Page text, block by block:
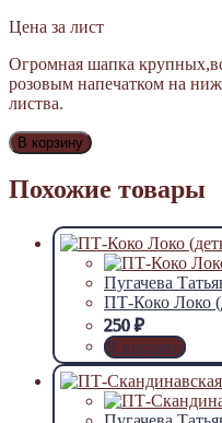
Цена за лист
Огромная шапка
розовым напечатком на
листва.
В корзину
Похожие товары
Пугачева
ПТ-Коко Локо
250₽
В корзину